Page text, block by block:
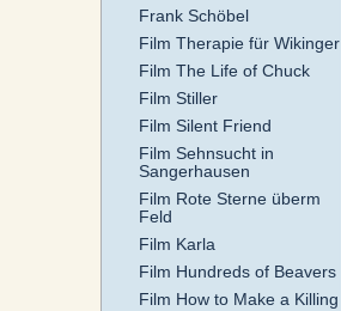
Frank Schöbel
Film Therapie für Wikinger
Film The Life of Chuck
Film Stiller
Film Silent Friend
Film Sehnsucht in
Sangerhausen
Film Rote Sterne überm
Feld
Film Karla
Film Hundreds of Beavers
Film How to Make a Killing